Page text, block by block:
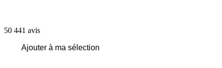
50 441 avis
Ajouter à ma sélection